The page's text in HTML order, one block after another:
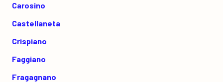
Carosino
Castellaneta
Crispiano
Faggiano
Fragagnano